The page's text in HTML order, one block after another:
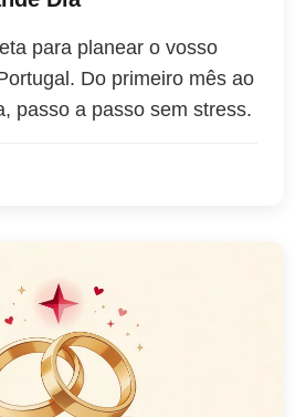
para planear o vosso
Do primeiro mês ao
passo a passo sem stress.